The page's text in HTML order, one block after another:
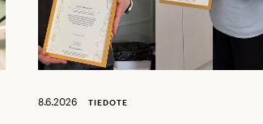
8.6.2026 TIEDOTE